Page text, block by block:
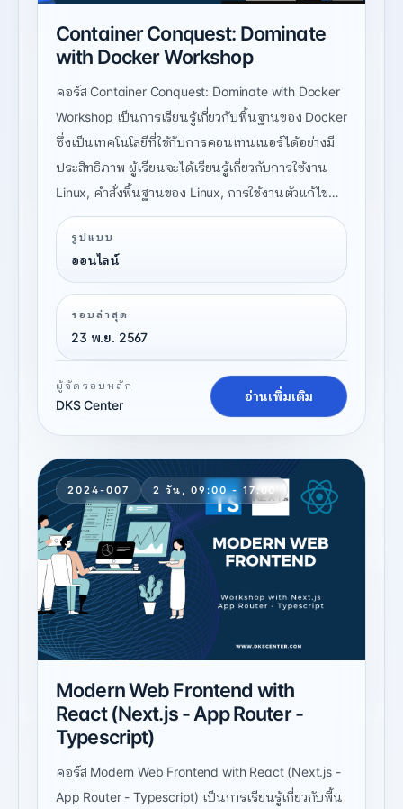
Container Conquest: Dominate
with Docker Workshop
คอร์ส Container Conquest: Dominate with Docker
Workshop เป็นการเรียนรู้เกี่ยวกับพื้นฐานของ Docker
ซึ่งเป็นเทคโนโลยีที่ใช้กับการคอนเทนเนอร์ได้อย่างมี
ประสิทธิภาพ ผู้เรียนจะได้เรียนรู้เกี่ยวกับการใช้งาน
Linux, คำสั่งพื้นฐานของ Linux, การใช้งานตัวแก้ไข
ข้อความ VIM, และการทำงานกับ Docker ในระดับพื้น
ฐานและขั้นตอนการสร้างและจัดการคอนเทนเนอร์
และการใช้งาน Docker Compose เพื่อจัดการกับหลาย
บริการพร้อมกัน
รูปแบบ
ออนไลน์
รอบล่าสุด
23 พ.ย. 2567
ผู้จัดรอบหลัก
DKS Center
อ่านเพิ่มเติม
2024-007 2 วัน, 09:00 - 17:00
Modern Web Frontend with
React (Next.js - App Router -
Typescript)
คอร์ส Modern Web Frontend with React (Next.js -
App Router - Typescript) เป็นการเรียนรู้เกี่ยวกับพื้น